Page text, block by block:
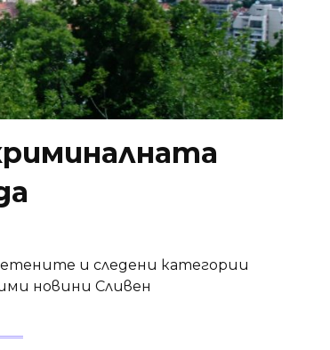
и следени категории
новини Сливен